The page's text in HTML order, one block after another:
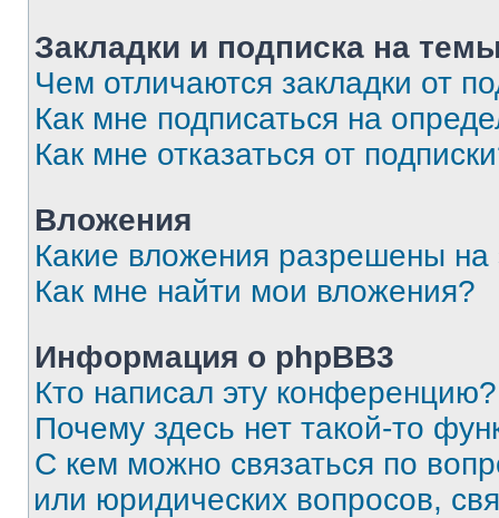
Закладки и подписка на
Чем отличаются закладки от
Как мне подписаться на
Как мне отказаться от
Вложения
Какие вложения разрешены
Как мне найти мои вложения?
Информация о phpBB3
Кто написал эту конференцию?
Почему здесь нет такой-то
С кем можно связаться по
или юридических вопросов,